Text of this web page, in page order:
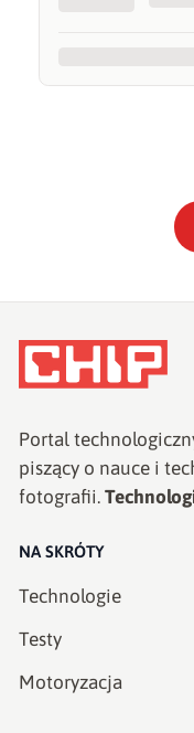
Portal
piszący o nauce i
fotografii.
NA SKRÓTY
Technologie
Testy
Motoryzacja